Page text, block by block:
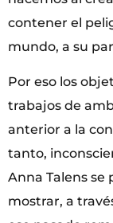
contener el
mundo, a su
Por eso los
trabajos de
anterior a la
tanto,
Anna Talens se
mostrar, a